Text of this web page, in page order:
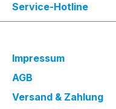
Service-Hotline
Impressum
AGB
Versand & Zahlung